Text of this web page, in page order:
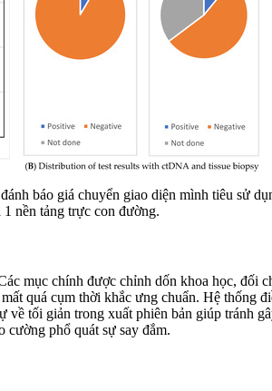
báo giá chuyển giao diện mình tiêu sử
nền tảng trực con đường.
mục chính được chỉnh dốn khoa học, đối
quá cụm thời khắc ưng chuẩn. Hệ thống
tối giản trong xuất phiên bản giúp tránh
cường phổ quát sự say đắm.